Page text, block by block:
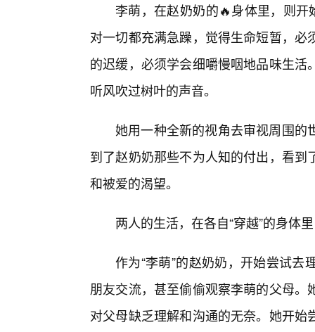
李萌，在赵奶奶的🔥身体里，则开
对一切都充满急躁，觉得生命短暂，
的迟缓，必须学会细嚼慢咽地品味生
听风吹过树叶的声音。
她用一种全新的视角去审视周围的
到了赵奶奶那些不为人知的付出，看
和被爱的渴望。
两人的生活，在各自“穿越”的身体
作为“李萌”的赵奶奶，开始尝试
朋友交流，甚至偷偷观察李萌的父母
对父母缺乏理解和沟通的无奈。她开